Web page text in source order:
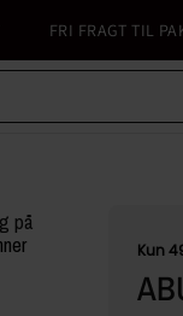
FRI FRAGT TIL